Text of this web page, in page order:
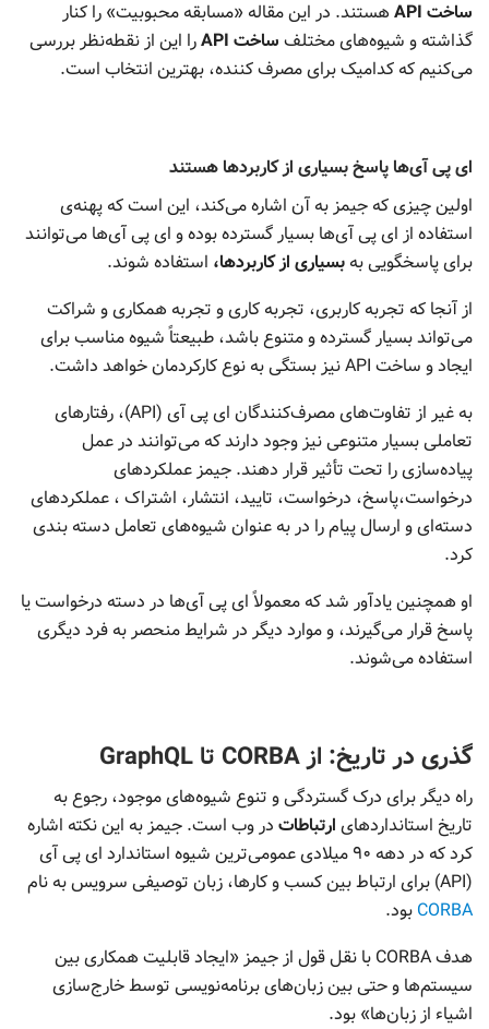
ساخت API هستند. در این مقاله «مسابقه محبوبیت» را کنار
گذاشته و شیوه‌های مختلف ساخت APIرا این از نقطه‌نظر بررسی
می‌کنیم که کدامیک برای مصرف کننده، بهترین انتخاب است.
ای پی آی‌ها پاسخ بسیاری از کاربردها هستند
اولین چیزی که جیمز به آن اشاره می‌کند، این است که پهنه‌ی
استفاده از ای پی آی‌ها بسیار گسترده بوده و ای پی آی‌ها می‌توانند
برای پاسخگویی به بسیاری از کاربردها، استفاده شوند.
از آنجا که تجربه کاربری، تجربه کاری و تجربه همکاری و شراکت
می‌تواند بسیار گسترده و متنوع باشد، طبیعتاً شیوه مناسب برای
ایجاد و ساخت API
نیز بستگی به نوع کارکردمان خواهد داشت.
به غیر از تفاوت‌های مصرف‌کنندگان ای پی آی (API)، رفتارهای
تعاملی بسیار متنوعی نیز وجود دارند که می‌توانند در عمل
پیاده‌سازی را تحت تأثیر قرار دهند. جیمز عملکردهای
درخواست،پاسخ، درخواست، تایید، انتشار، اشتراک ، عملکردهای
دسته‌ای و ارسال پیام را در به عنوان شیوه‌های تعامل دسته بندی
کرد.
او همچنین یادآور شد که معمولاً ای پی آی‌ها در دسته درخواست یا
پاسخ قرار می‌گیرند، و موارد دیگر در شرایط منحصر به فرد دیگری
استفاده می‌شوند.
گذری در تاریخ: از CORBA تا GraphQL
راه دیگر برای درک گستردگی و تنوع شیوه‌های موجود، رجوع به
تاریخ استانداردهای ارتباطات در وب است. جیمز به این نکته اشاره
کرد که در دهه ۹۰ میلادی عمومی‌ترین شیوه استاندارد ای پی آی
(API) برای ارتباط بین کسب و کارها، زبان توصیفی سرویس به نام
CORBA بود.
هدف CORBA با نقل قول از جیمز «ایجاد قابلیت همکاری بین
سیستم‌ها و حتی بین زبان‌های برنامه‌نویسی توسط خارج‌سازی
اشیاء از زبان‌ها» بود.